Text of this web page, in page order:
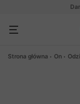
Strona główna On